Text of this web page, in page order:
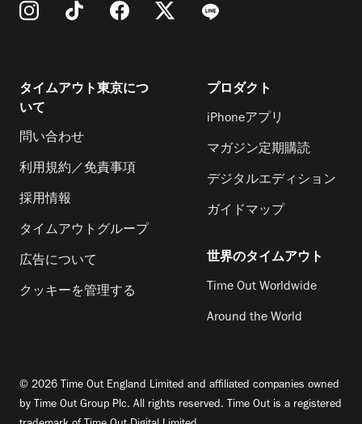
タイムアウト東京につ
いて
問い合わせ
利用規約／免責事項
採用情報
タイムアウトグループ
広告について
クッキーを管理する
プロダクト
iPhoneアプリ
マガジン定期購読
デジタルエディション
ガイドマップ
世界のタイムアウト
Time Out Worldwide
Around the World
© 2026 Time Out England Limited and affiliated companies owned
by Time Out Group Plc. All rights reserved. Time Out is a registered